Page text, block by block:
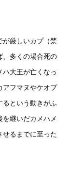
が厳しいカプ（禁
、多くの場合死の
大王が亡くなっ
アフマヌやケオプ
るという動きがふ
継いだカメハメ
るまでに至った